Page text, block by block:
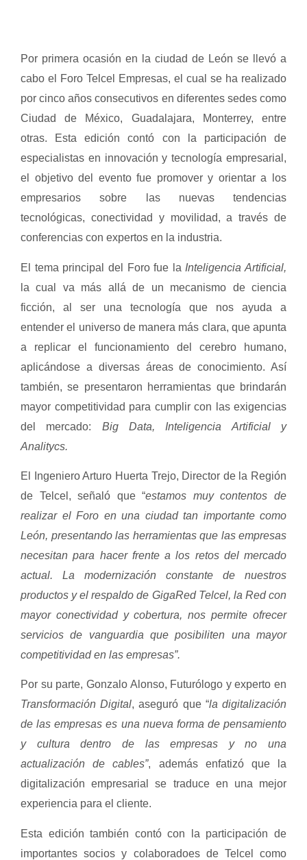
Por primera ocasión en la ciudad de León se llevó a
cabo el Foro Telcel Empresas, el cual se ha realizado
por cinco años consecutivos en diferentes sedes como
Ciudad de México, Guadalajara, Monterrey, entre
otras. Esta edición contó con la participación de
especialistas en innovación y tecnología empresarial,
el objetivo del evento fue promover y orientar a los
empresarios sobre las nuevas tendencias
tecnológicas, conectividad y movilidad, a través de
conferencias con expertos en la industria.
El tema principal del Foro fue la Inteligencia Artificial,
la cual va más allá de un mecanismo de ciencia
ficción, al ser una tecnología que nos ayuda a
entender el universo de manera más clara, que apunta
a replicar el funcionamiento del cerebro humano,
aplicándose a diversas áreas de conocimiento. Así
también, se presentaron herramientas que brindarán
mayor competitividad para cumplir con las exigencias
del mercado: Big Data, Inteligencia Artificial y
Analitycs.
El Ingeniero Arturo Huerta Trejo, Director de la Región
de Telcel, señaló que “estamos muy contentos de
realizar el Foro en una ciudad tan importante como
León, presentando las herramientas que las empresas
necesitan para hacer frente a los retos del mercado
actual. La modernización constante de nuestros
productos y el respaldo de GigaRed Telcel, la Red con
mayor conectividad y cobertura, nos permite ofrecer
servicios de vanguardia que posibiliten una mayor
competitividad en las empresas”.
Por su parte, Gonzalo Alonso, Futurólogo y experto en
Transformación Digital, aseguró que “la digitalización
de las empresas es una nueva forma de pensamiento
y cultura dentro de las empresas y no una
actualización de cables”, además enfatizó que la
digitalización empresarial se traduce en una mejor
experiencia para el cliente.
Esta edición también contó con la participación de
importantes socios y colaboradoes de Telcel como